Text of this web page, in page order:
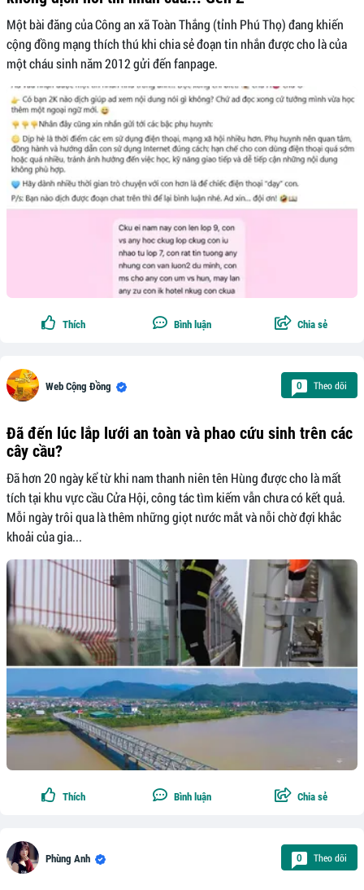
Một bài đăng của Công an xã Toàn Thắng (tỉnh Phú Thọ) đang khiến
cộng đồng mạng thích thú khi chia sẻ đoạn tin nhắn được cho là của
một cháu sinh năm 2012 gửi đến fanpage.
Thích Bình luận Chia sẻ
Web Cộng Đồng 0 Theo dõi
Đã đến lúc lắp lưới an toàn và phao cứu sinh trên các
cây cầu?
Đã hơn 20 ngày kể từ khi nam thanh niên tên Hùng được cho là mất
tích tại khu vực cầu Cửa Hội, công tác tìm kiếm vẫn chưa có kết quả.
Mỗi ngày trôi qua là thêm những giọt nước mắt và nỗi chờ đợi khắc
khoải của gia...
Thích Bình luận Chia sẻ
Phùng Anh 0 Theo dõi